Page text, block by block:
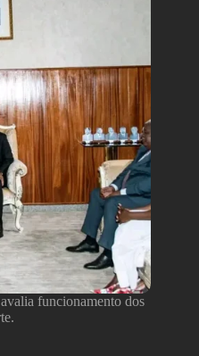
funcionamento dos